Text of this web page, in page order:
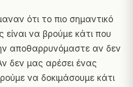
ότι το πιο σημαντικό
είναι να βρούμε κάτι που
αποθαρρυνόμαστε αν δεν
δεν μας αρέσει ένας
να δοκιμάσουμε κάτι